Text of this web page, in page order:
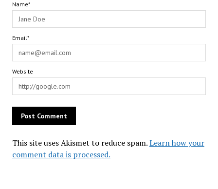
Name*
Email*
Website
This site uses Akismet to reduce spam.Learn how your
comment data is processed.